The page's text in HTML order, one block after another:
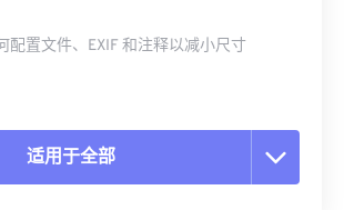
配置文件、EXIF 和注释以减小尺寸
适用于全部